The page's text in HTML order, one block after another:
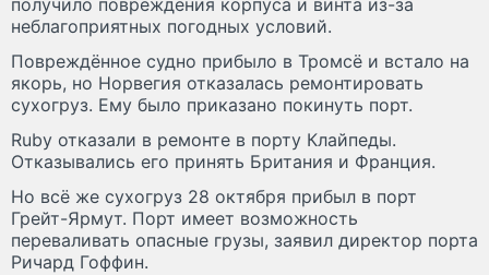
получило повреждения корпуса и винта из-за
неблагоприятных погодных условий.
Повреждённое судно прибыло в Тромсё и встало на
якорь, но Норвегия отказалась ремонтировать
сухогруз. Ему было приказано покинуть порт.
Ruby отказали в ремонте в порту Клайпеды.
Отказывались его принять Британия и Франция.
Но всё же сухогруз 28 октября прибыл в порт
Грейт-Ярмут. Порт имеет возможность
переваливать опасные грузы, заявил директор порта
Ричард Гоффин.